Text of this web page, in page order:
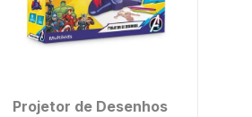
Projetor de Desenhos